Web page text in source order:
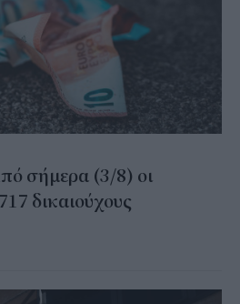
σήμερα (3/8) οι
δικαιούχους